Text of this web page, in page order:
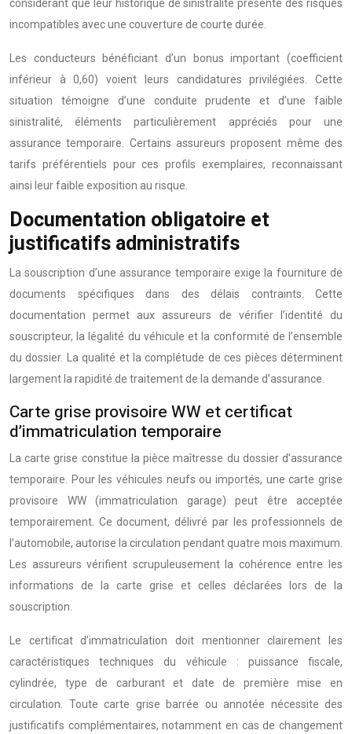
considérant que leur historique de sinistralité présente des risques
incompatibles avec une couverture de courte durée.
Les conducteurs bénéficiant d’un bonus important (coefficient
inférieur à 0,60) voient leurs candidatures privilégiées. Cette
situation témoigne d’une conduite prudente et d’une faible
sinistralité, éléments particulièrement appréciés pour une
assurance temporaire. Certains assureurs proposent même des
tarifs préférentiels pour ces profils exemplaires, reconnaissant
ainsi leur faible exposition au risque.
Documentation obligatoire et
justificatifs administratifs
La souscription d’une assurance temporaire exige la fourniture de
documents spécifiques dans des délais contraints. Cette
documentation permet aux assureurs de vérifier l’identité du
souscripteur, la légalité du véhicule et la conformité de l’ensemble
du dossier. La qualité et la complétude de ces pièces déterminent
largement la rapidité de traitement de la demande d’assurance.
Carte grise provisoire WW et certificat
d’immatriculation temporaire
La carte grise constitue la pièce maîtresse du dossier d’assurance
temporaire. Pour les véhicules neufs ou importés, une carte grise
provisoire WW (immatriculation garage) peut être acceptée
temporairement. Ce document, délivré par les professionnels de
l’automobile, autorise la circulation pendant quatre mois maximum.
Les assureurs vérifient scrupuleusement la cohérence entre les
informations de la carte grise et celles déclarées lors de la
souscription.
Le certificat d’immatriculation doit mentionner clairement les
caractéristiques techniques du véhicule : puissance fiscale,
cylindrée, type de carburant et date de première mise en
circulation. Toute carte grise barrée ou annotée nécessite des
justificatifs complémentaires, notamment en cas de changement